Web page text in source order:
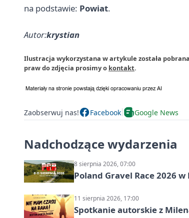
na podstawie: Powiat.
Autor:krystian
Ilustracja wykorzystana w artykule została
praw do zdjęcia prosimy o kontakt.
Zaobserwuj nas! Facebook Google News
Nadchodzące wydarzenia
8 sierpnia 2026, 07:00
Poland Gravel Race 2026
11 sierpnia 2026, 17:00
Spotkanie autorskie z